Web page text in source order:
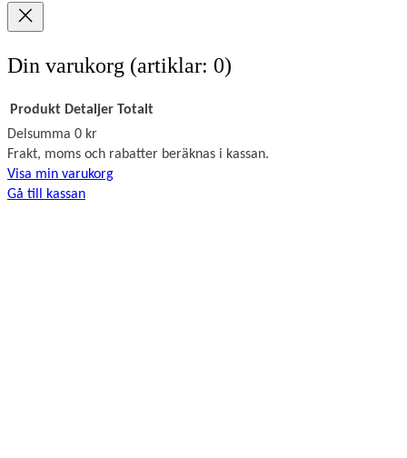
Din varukorg (artiklar: 0)
Produkter
i
Produkt Detaljer Totalt
Delsumma 0 kr
Frakt, moms och rabatter beräknas i kassan.
Visa min varukorg
Gå till kassan